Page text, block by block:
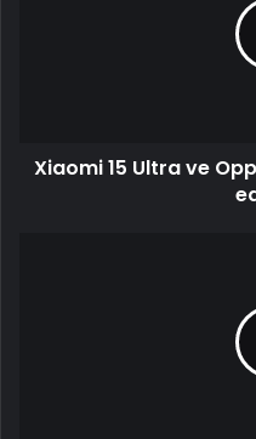
rekabet
Xiaomi 15 Ultra ve